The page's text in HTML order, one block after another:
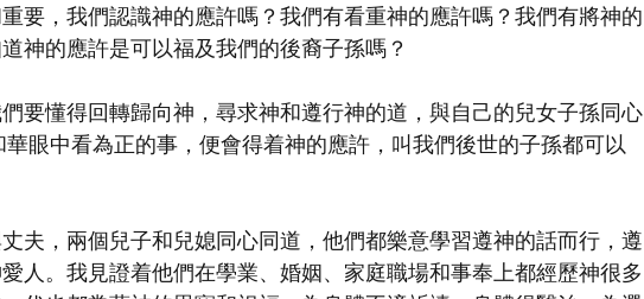
要，我們認識神的應許嗎？我們有看重神的應許嗎？我們有將神的
神的應許是可以福及我們的後裔子孫嗎？
要懂得回轉歸向神，尋求神和遵行神的道，與自己的兒女子孫同心
眼中看為正的事，便會得着神的應許，叫我們後世的子孫都可以
夫，兩個兒子和兒媳同心同道，他們都樂意學習遵神的話而行，遵
人。我見證着他們在學業、婚姻、家庭職場和事奉上都經歷神很多